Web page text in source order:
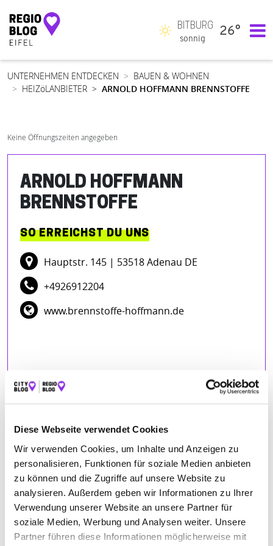
Diese Webseite verwendet Cookies
Wir verwenden Cookies, um Inhalte und Anzeigen zu
personalisieren, Funktionen für soziale Medien anbieten
zu können und die Zugriffe auf unsere Website zu
analysieren. Außerdem geben wir Informationen zu Ihrer
Verwendung unserer Website an unsere Partner für
soziale Medien, Werbung und Analysen weiter. Unsere
Partner führen diese Informationen möglicherweise mit
Hauptnavigation
BITBURG
sonnig
26°
UNTERNEHMEN ENTDECKEN
BAUEN & WOHNEN
HEIZöLANBIETER
ARNOLD HOFFMANN BRENNSTOFFE
Keine Öffnungszeiten angegeben
ARNOLD HOFFMANN
BRENNSTOFFE
SO ERREICHST DU UNS
Hauptstr. 145 | 53518 Adenau DE
+4926912204
www.brennstoffe-hoffmann.de
– 13.03.2025
★★★★★
Intense Colours Photos– 10.07.2024
★★★★★
Seitdem wir im Jahr 2000 in die Eifel gezogen sind, haben wir